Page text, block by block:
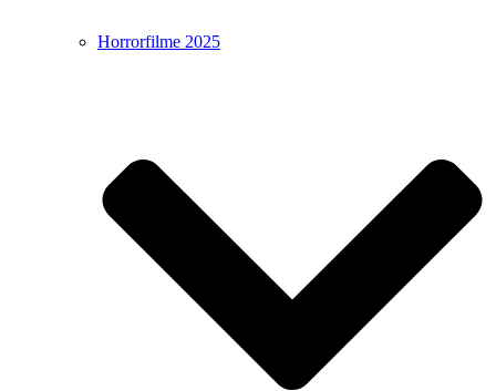
Horrorfilme 2025